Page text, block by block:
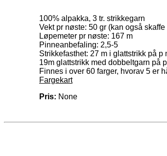
100% alpakka, 3 tr. strikkegarn
Vekt pr nøste: 50 gr (kan også
Løpemeter pr nøste: 167 m
Pinneanbefaling: 2,5-5
Strikkefasthet: 27 m i glattstrikk på p
19m glattstrikk med dobbeltgarn på
Finnes i over 60 farger, hvorav 5 er
Fargekart
Pris: None